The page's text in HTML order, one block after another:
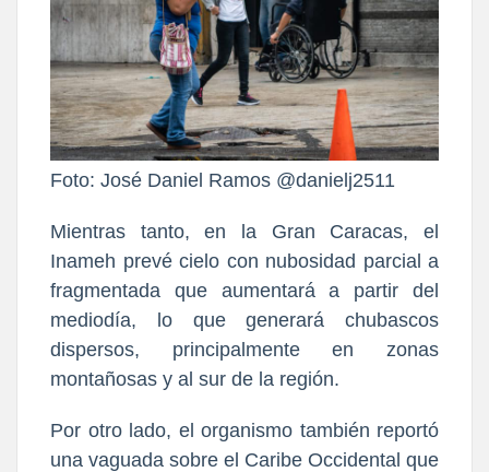
Foto: José Daniel Ramos @danielj2511
Mientras tanto, en la Gran Caracas, el
Inameh prevé cielo con nubosidad parcial a
fragmentada que aumentará a partir del
mediodía, lo que generará chubascos
dispersos, principalmente en zonas
montañosas y al sur de la región.
Por otro lado, el organismo también reportó
una vaguada sobre el Caribe Occidental que